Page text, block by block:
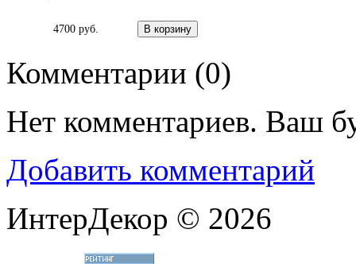
4700 руб.
Комментарии (0)
Нет комментариев. Ваш
Добавить комментарий
ИнтерДекор © 2026